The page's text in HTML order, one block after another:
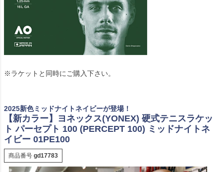
※ラケットと同時にご購入下さい。
2025新色ミッドナイトネイビーが登場！
【新カラー】ヨネックス(YONEX) 硬式テニスラケッ
ト パーセプト 100 (PERCEPT 100) ミッドナイトネ
イビー 01PE100
商品番号 gd17783